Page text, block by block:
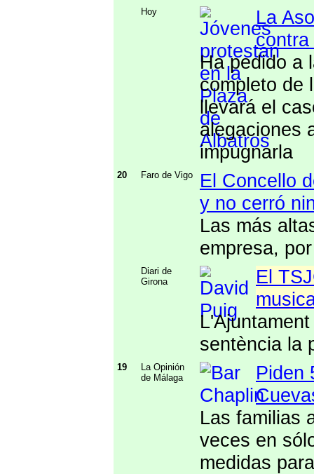
Hoy
La
contra
Ha pedido a
completo de
llevará el
alegaciones
impugnarla
20 Faro de Vigo
El Concello
y no cerró
Las más
empresa,
Diari de
Girona
El
sentència la
19
La Opinión
de Málaga
Piden
Las familias
veces en
medidas